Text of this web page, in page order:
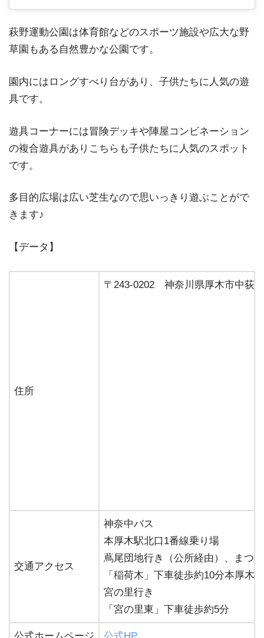
萩野運動公園は体育館などのスポーツ施設や広大な野
草園もある自然豊かな公園です。
園内にはロングすべり台があり、子供たちに人気の遊
具です。
遊具コーナーには冒険デッキや陣屋コンビネーション
の複合遊具がありこちらも子供たちに人気のスポット
です。
多目的広場は広い芝生なので思いっきり遊ぶことがで
きます♪
【データ】
住所
〒243-0202 神奈川県厚木市中荻
交通アクセス
神奈中バス
本厚木駅北口1番線乗り場
蔦尾団地行き（公所経由）、まつ
「稲荷木」下車徒歩約10分本厚木
宮の里行き
「宮の里東」下車徒歩約5分
公式ホームページ 公式HP